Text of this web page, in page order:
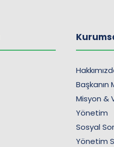
Başkanın
Misyon &
Yönetim
Sosyal
Yönetim